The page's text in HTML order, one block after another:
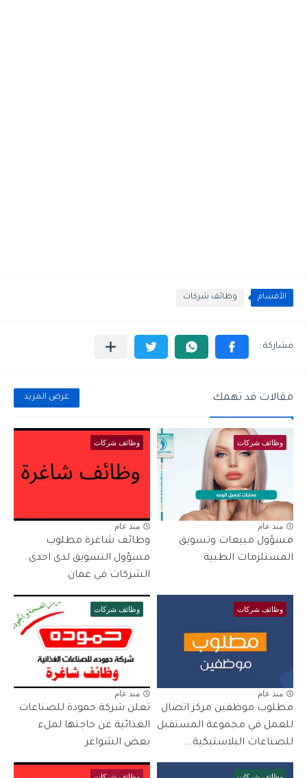
الأقسام وظائف شركات
مقالات قد تهمك عرض المزيد
وظائف شركات
منذ عام
مسؤول مبيعات وتسويق
المستلزمات الطبية
وظائف شركات
منذ عام
وظائف شاغرة مطلوب
مسؤول التسويق لدى احدى
الشركات في عمان
وظائف شركات
منذ عام
مطلوب موظفين مركز اتصال
للعمل في مجموعة المستقبل
للصناعات البلاستيكية...
وظائف شركات
منذ عام
تعلن شركة حمودة للصناعات
الغذائية عن حاجتها لملء
بعض الشواغر